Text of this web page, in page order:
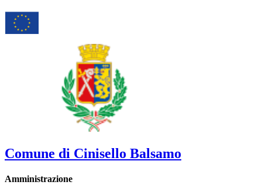
Comune di Cinisello Balsamo
Amministrazione